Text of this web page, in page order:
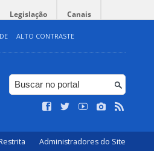
Legislação Canais
ALTO CONTRASTE
Administradores do Site